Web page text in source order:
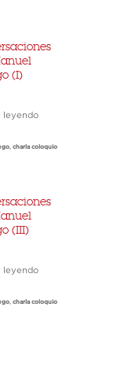
(I)
leyendo
, charla coloquio
(III)
leyendo
, charla coloquio